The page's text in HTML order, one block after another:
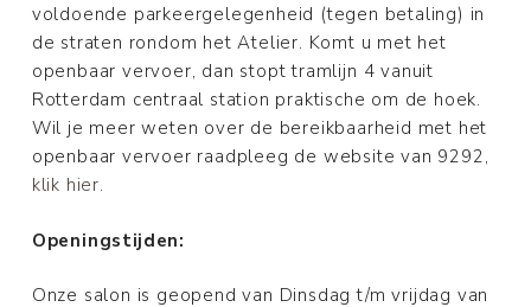
voldoende parkeergelegenheid (tegen betaling) in
de straten rondom het Atelier. Komt u met het
openbaar vervoer, dan stopt tramlijn 4 vanuit
Rotterdam centraal station praktische om de hoek.
Wil je meer weten over de bereikbaarheid met het
openbaar vervoer raadpleeg de website van 9292,
klik hier.
Openingstijden:
Onze salon is geopend van Dinsdag t/m vrijdag van